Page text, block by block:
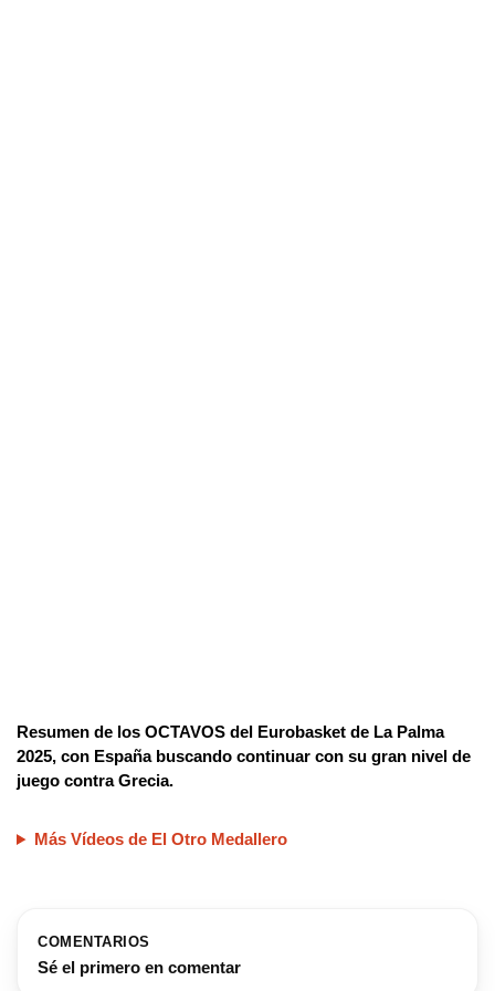
Resumen de los OCTAVOS del Eurobasket de La Palma
2025, con España buscando continuar con su gran nivel de
juego contra Grecia.
Más Vídeos de El Otro Medallero
COMENTARIOS
Sé el primero en comentar